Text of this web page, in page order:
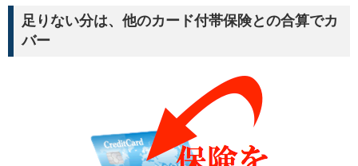
足りない分は、他のカード付帯保険との合算でカ
バー